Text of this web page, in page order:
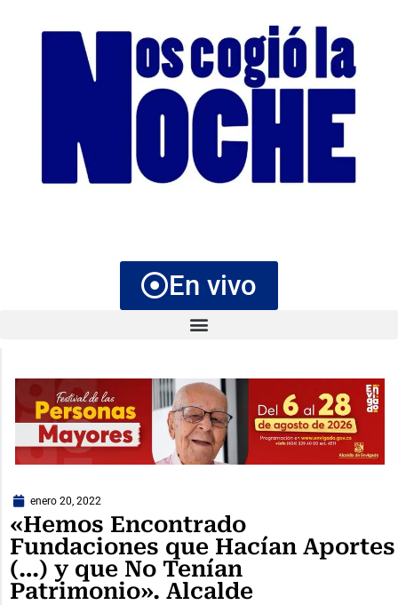
En vivo
enero 20, 2022
«Hemos Encontrado
Fundaciones que Hacían Aportes
(…) y que No Tenían
Patrimonio». Alcalde